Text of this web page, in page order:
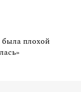
плохой